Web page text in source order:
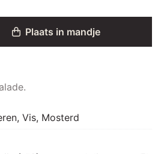
Plaats in mandje
Vis, Mosterd